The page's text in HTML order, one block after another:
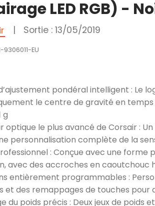
LED RGB) -
| Sortie : 13/05/2019
EU
pondéral intelligent : Le
le centre de gravité en
g
optique le plus avancé de Corsair :
personnalisation complète de la
: Conçue avec une
avec des accroches en caoutchouc
entièrement programmables :
et des remappages de touches pour
du poids précis : Deux jeux de poids